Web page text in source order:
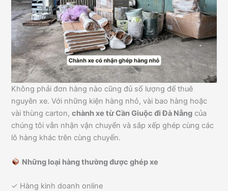
Không phải đơn hàng nào cũng đủ số lượng để thuê
nguyên xe. Với những kiện hàng nhỏ, vài bao hàng hoặc
vài thùng carton,chành xe từ Cần Giuộc đi Đà Nẵng của
chúng tôi vẫn nhận vận chuyển và sắp xếp ghép cùng các
lô hàng khác trên cùng chuyến.
Những loại hàng thường được ghép xe
✓ Hàng kinh doanh online